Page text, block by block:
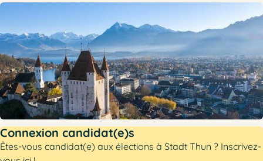
Connexion candidat(e)s
Êtes-vous candidat(e) aux élections à Stadt Thun ? Inscrivez-